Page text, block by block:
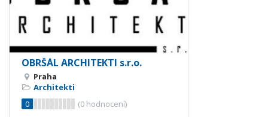
OBRŠÁL ARCHITEKTI s.r.o.
Praha
Architekti
0
(0 hodnocení)